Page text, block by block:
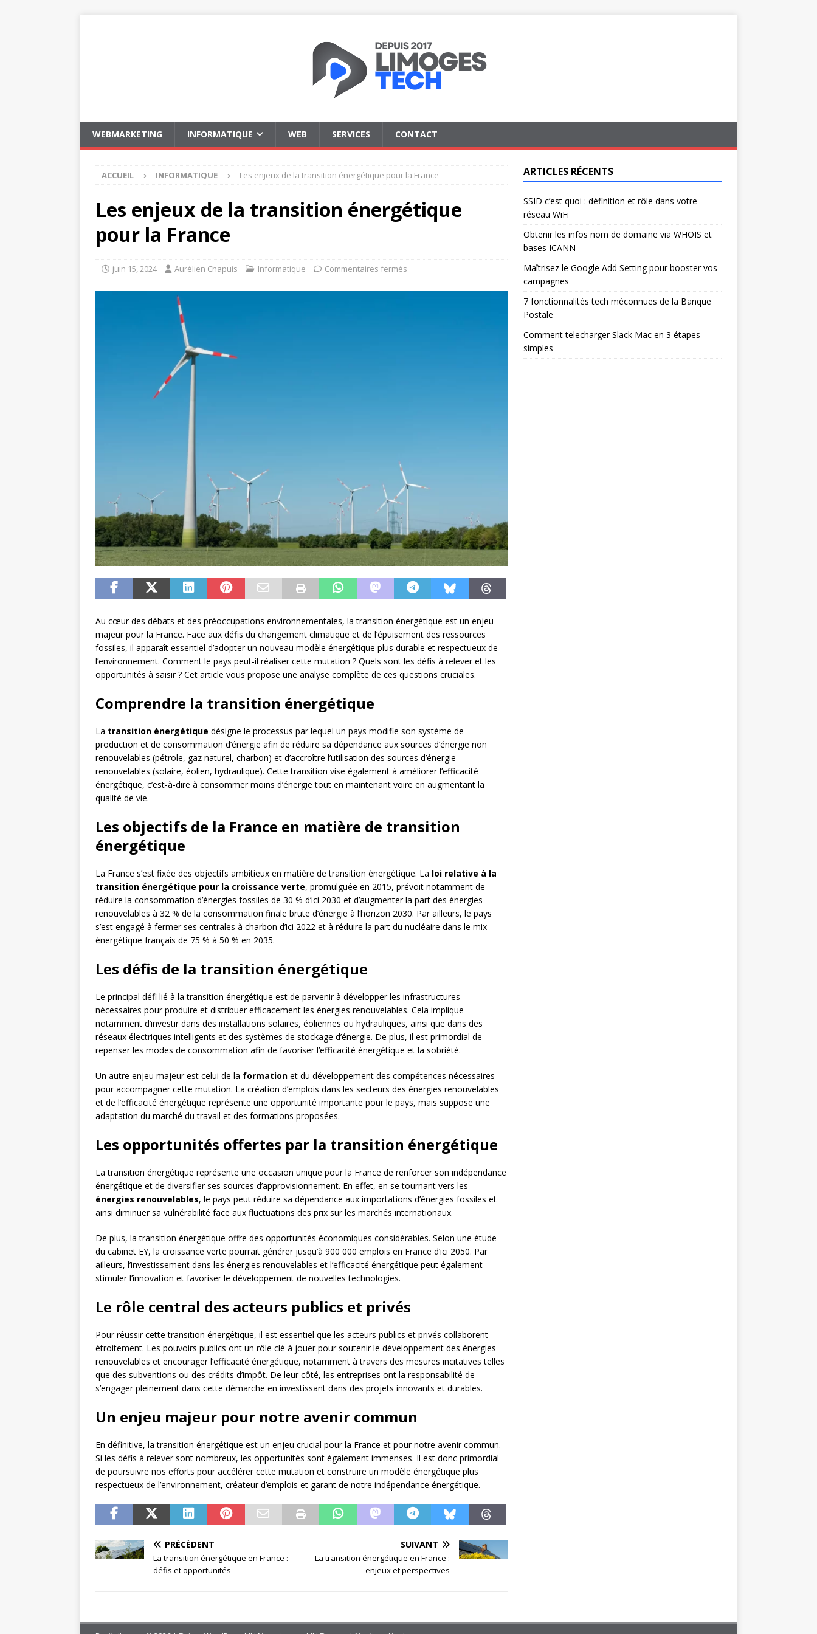
WEBMARKETING INFORMATIQUE WEB SERVICES CONTACT
ACCUEIL INFORMATIQUE Les enjeux de la transition énergétique pour la France
Les enjeux de la transition énergétique
pour la France
juin 15, 2024 Aurélien Chapuis Informatique Commentaires fermés
Au cœur des débats et des préoccupations environnementales, la transition énergétique est un enjeu
majeur pour la France. Face aux défis du changement climatique et de l’épuisement des ressources
fossiles, il apparaît essentiel d’adopter un nouveau modèle énergétique plus durable et respectueux de
l’environnement. Comment le pays peut-il réaliser cette mutation ? Quels sont les défis à relever et les
opportunités à saisir ? Cet article vous propose une analyse complète de ces questions cruciales.
Comprendre la transition énergétique
La transition énergétique désigne le processus par lequel un pays modifie son système de
production et de consommation d’énergie afin de réduire sa dépendance aux sources d’énergie non
renouvelables (pétrole, gaz naturel, charbon) et d’accroître l’utilisation des sources d’énergie
renouvelables (solaire, éolien, hydraulique). Cette transition vise également à améliorer l’efficacité
énergétique, c’est-à-dire à consommer moins d’énergie tout en maintenant voire en augmentant la
qualité de vie.
Les objectifs de la France en matière de transition
énergétique
La France s’est fixée des objectifs ambitieux en matière de transition énergétique. La loi relative à la
transition énergétique pour la croissance verte, promulguée en 2015, prévoit notamment de
réduire la consommation d’énergies fossiles de 30 % d’ici 2030 et d’augmenter la part des énergies
renouvelables à 32 % de la consommation finale brute d’énergie à l’horizon 2030. Par ailleurs, le pays
s’est engagé à fermer ses centrales à charbon d’ici 2022 et à réduire la part du nucléaire dans le mix
énergétique français de 75 % à 50 % en 2035.
Les défis de la transition énergétique
Le principal défi lié à la transition énergétique est de parvenir à développer les infrastructures
nécessaires pour produire et distribuer efficacement les énergies renouvelables. Cela implique
notamment d’investir dans des installations solaires, éoliennes ou hydrauliques, ainsi que dans des
réseaux électriques intelligents et des systèmes de stockage d’énergie. De plus, il est primordial de
repenser les modes de consommation afin de favoriser l’efficacité énergétique et la sobriété.
Un autre enjeu majeur est celui de la formation et du développement des compétences nécessaires
pour accompagner cette mutation. La création d’emplois dans les secteurs des énergies renouvelables
et de l’efficacité énergétique représente une opportunité importante pour le pays, mais suppose une
adaptation du marché du travail et des formations proposées.
Les opportunités offertes par la transition énergétique
La transition énergétique représente une occasion unique pour la France de renforcer son indépendance
énergétique et de diversifier ses sources d’approvisionnement. En effet, en se tournant vers les
énergies renouvelables, le pays peut réduire sa dépendance aux importations d’énergies fossiles et
ainsi diminuer sa vulnérabilité face aux fluctuations des prix sur les marchés internationaux.
De plus, la transition énergétique offre des opportunités économiques considérables. Selon une étude
du cabinet EY, la croissance verte pourrait générer jusqu’à 900 000 emplois en France d’ici 2050. Par
ailleurs, l’investissement dans les énergies renouvelables et l’efficacité énergétique peut également
stimuler l’innovation et favoriser le développement de nouvelles technologies.
Le rôle central des acteurs publics et privés
Pour réussir cette transition énergétique, il est essentiel que les acteurs publics et privés collaborent
étroitement. Les pouvoirs publics ont un rôle clé à jouer pour soutenir le développement des énergies
renouvelables et encourager l’efficacité énergétique, notamment à travers des mesures incitatives telles
que des subventions ou des crédits d’impôt. De leur côté, les entreprises ont la responsabilité de
s’engager pleinement dans cette démarche en investissant dans des projets innovants et durables.
Un enjeu majeur pour notre avenir commun
En définitive, la transition énergétique est un enjeu crucial pour la France et pour notre avenir commun.
Si les défis à relever sont nombreux, les opportunités sont également immenses. Il est donc primordial
de poursuivre nos efforts pour accélérer cette mutation et construire un modèle énergétique plus
respectueux de l’environnement, créateur d’emplois et garant de notre indépendance énergétique.
PRÉCÉDENT
La transition énergétique en France :
défis et opportunités
SUIVANT
La transition énergétique en France :
enjeux et perspectives
ARTICLES RÉCENTS
SSID c’est quoi : définition et rôle dans votre
réseau WiFi
Obtenir les infos nom de domaine via WHOIS et
bases ICANN
Maîtrisez le Google Add Setting pour booster vos
campagnes
7 fonctionnalités tech méconnues de la Banque
Postale
Comment telecharger Slack Mac en 3 étapes
simples